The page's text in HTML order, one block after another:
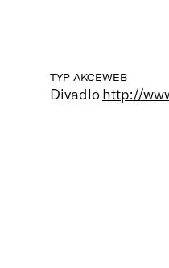
TYP AKCE
Divadlo
WEB
http://